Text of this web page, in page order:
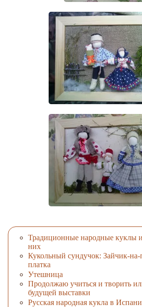
Традиционные народные куклы
них
Кукольный сундучок: Зайчик-на-
платка
Утешница
Продолжаю учиться и творить
будущей выставки
Русская народная кукла в